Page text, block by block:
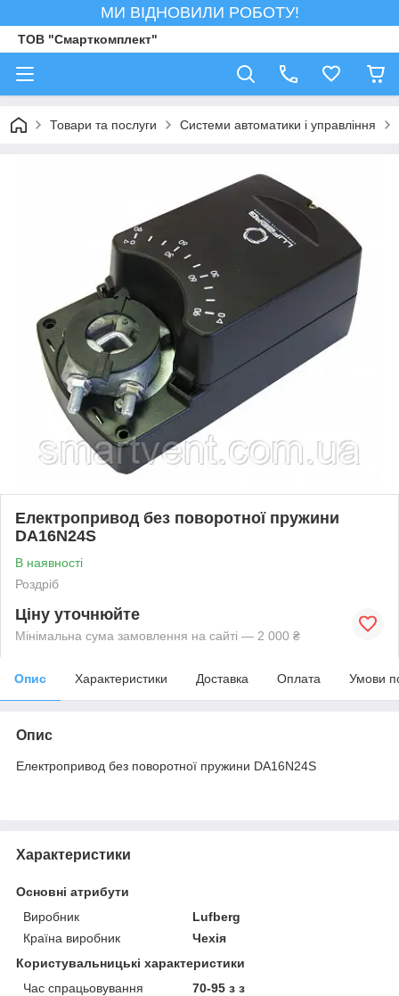
МИ ВІДНОВИЛИ РОБОТУ!
ТОВ "Смарткомплект"
Товари та послуги Системи автоматики і управління
Електропривод без поворотної пружини
DA16N24S
В наявності
Роздріб
Ціну уточнюйте
Мінімальна сума замовлення на сайті — 2 000 ₴
Опис Характеристики Доставка Оплата Умови
Опис
Електропривод без поворотної пружини DA16N24S
Характеристики
Основні атрибути
Виробник
Lufberg
Країна виробник
Чехія
Користувальницькі характеристики
Час спрацьовування
70-95 з з